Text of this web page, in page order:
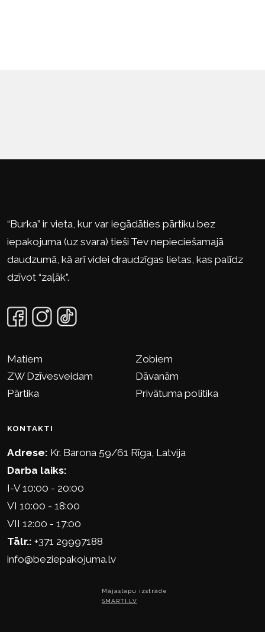
“Burka” ir vieta, kur var iegādāties pārtiku bez
iepakojuma (uz svara) tieši Tev nepieciešamajā
daudzumā, kā arī videi draudzīgas lietas, kas palīdz
dzīvot “zaļāk”.
Matiem
Zobiem
ZW Dzīvesveidam
Dāvanām
Pārtika
Privātuma politika
KONTAKTI
Adrese: Kr. Barona 59/61 Rīga, Latvija
Darba laiks:
I-V 10:00 - 20:00
VI 10:00 - 18:00
VII 12:00 - 17:00
Tālr.: +371 29997188
info@beziepakojuma.lv
Mājaslapu izstrāde
SMARTI.LV